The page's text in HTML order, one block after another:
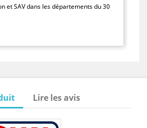
et SAV dans les départements du 30
Lire les avis